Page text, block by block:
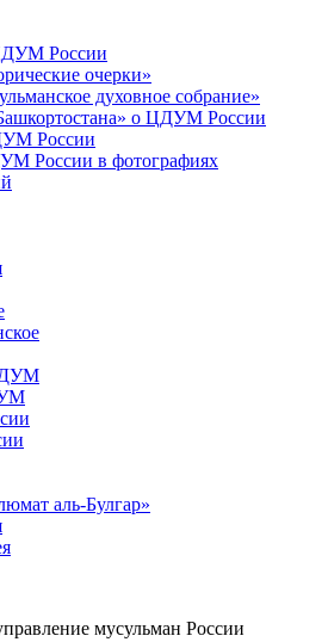
России
очерки»
духовное собрание»
о ЦДУМ России
России
России в фотографиях
аль-Булгар»
мусульман России